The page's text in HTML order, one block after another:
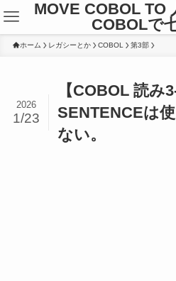
MOVE COBOL TO
COBOLで
ホーム レガシーとか COBOL 第3部
【COBOL 読み
SENTENCEは
ない。
2026
1/23